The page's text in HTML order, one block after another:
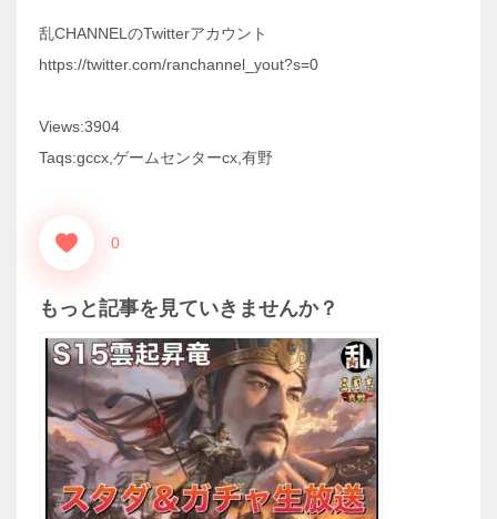
乱CHANNELのTwitterアカウント
https://twitter.com/ranchannel_yout?s=0
Views:3904
Taqs:gccx,ゲームセンターcx,有野
0
もっと記事を見ていきませんか？